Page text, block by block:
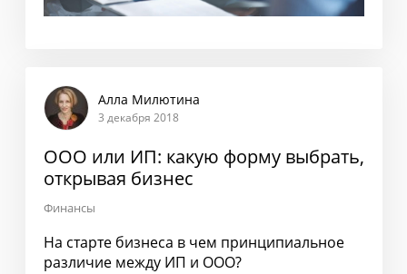
Алла Милютина
3 декабря 2018
ООО или ИП: какую форму выбрать,
открывая бизнес
Финансы
На старте бизнеса в чем принципиальное
различие между ИП и ООО?